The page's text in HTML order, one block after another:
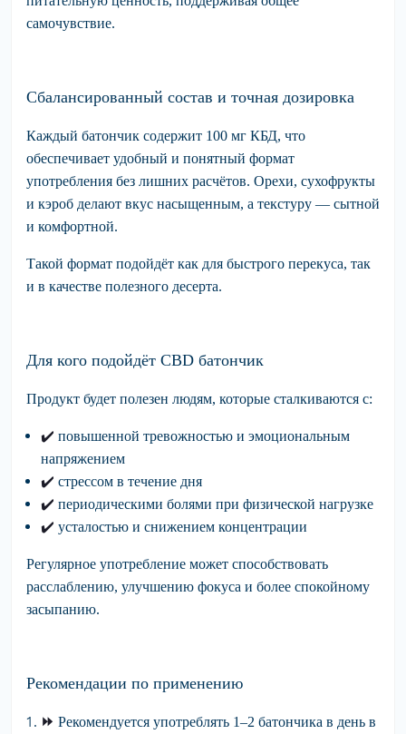
самочувствие.
Сбалансированный состав и точная дозировка
Каждый батончик содержит 100 мг КБД, что
обеспечивает удобный и понятный формат
употребления без лишних расчётов. Орехи, сухофрукты
и кэроб делают вкус насыщенным, а текстуру — сытной
и комфортной.
Такой формат подойдёт как для быстрого перекуса, так
и в качестве полезного десерта.
Для кого подойдёт CBD батончик
Продукт будет полезен людям, которые сталкиваются с:
✔️ повышенной тревожностью и эмоциональным
напряжением
✔️ стрессом в течение дня
✔️ периодическими болями при физической нагрузке
✔️ усталостью и снижением концентрации
Регулярное употребление может способствовать
расслаблению, улучшению фокуса и более спокойному
засыпанию.
Рекомендации по применению
⏩ Рекомендуется употреблять 1–2 батончика в день в